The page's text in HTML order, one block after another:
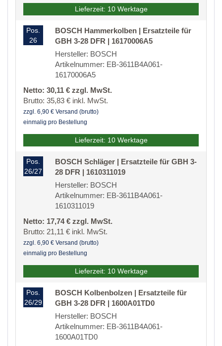
Lieferzeit: 10 Werktage
Pos.
26
BOSCH Hammerkolben | Ersatzteile für
GBH 3-28 DFR | 16170006A5
Hersteller: BOSCH
Artikelnummer: EB-3611B4A061-
16170006A5
Netto: 30,11 € zzgl. MwSt.
Brutto: 35,83 € inkl. MwSt.
zzgl. 6,90 € Versand (brutto)
einmalig pro Bestellung
Lieferzeit: 10 Werktage
Pos.
26/27
BOSCH Schläger | Ersatzteile für GBH 3-
28 DFR | 1610311019
Hersteller: BOSCH
Artikelnummer: EB-3611B4A061-
1610311019
Netto: 17,74 € zzgl. MwSt.
Brutto: 21,11 € inkl. MwSt.
zzgl. 6,90 € Versand (brutto)
einmalig pro Bestellung
Lieferzeit: 10 Werktage
Pos.
26/29
BOSCH Kolbenbolzen | Ersatzteile für
GBH 3-28 DFR | 1600A01TD0
Hersteller: BOSCH
Artikelnummer: EB-3611B4A061-
1600A01TD0